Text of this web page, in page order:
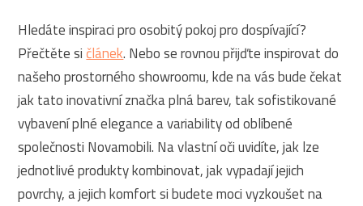
Hledáte inspiraci pro osobitý pokoj pro dospívající?
Přečtěte sičlánek. Nebo se rovnou přijďte inspirovat do
našeho prostorného showroomu, kde na vás bude čekat
jak tato inovativní značka plná barev, tak sofistikované
vybavení plné elegance a variability od oblíbené
společnosti Novamobili. Na vlastní oči uvidíte, jak lze
jednotlivé produkty kombinovat, jak vypadají jejich
povrchy, a jejich komfort si budete moci vyzkoušet na